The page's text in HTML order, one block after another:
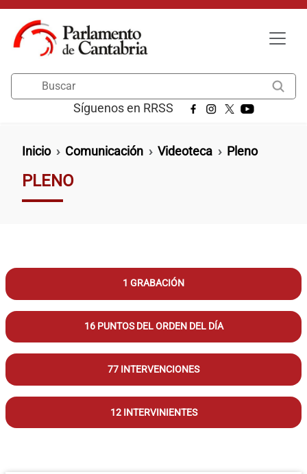
Pasar al contenido principal
Síguenos en RRSS
Ruta de navegación
Inicio Comunicación Videoteca Pleno
PLENO
1 GRABACIÓN
16 PUNTOS DEL ORDEN DEL DÍA
77 INTERVENCIONES
12 INTERVINIENTES